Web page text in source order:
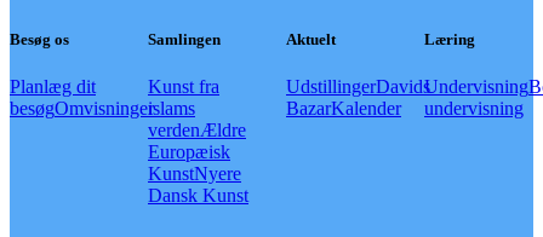
Besøg os
Planlæg dit
besøgOmvisninger
Samlingen
Kunst fra
islams
verdenÆldre
Europæisk
KunstNyere
Dansk Kunst
Aktuelt
UdstillingerDavids
BazarKalender
Læring
Undervisning
undervisning